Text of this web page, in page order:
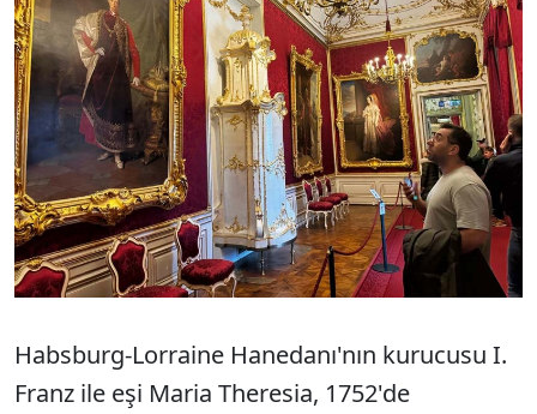
Habsburg-Lorraine Hanedanı'nın kurucusu I.
Franz ile eşi Maria Theresia, 1752'de